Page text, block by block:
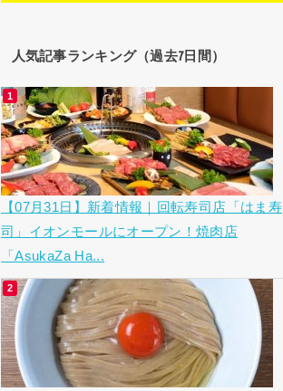
人気記事ランキング（過去7日間）
【07月31日】新着情報｜回転寿司店「はま寿
司」イオンモールにオープン！焼肉店
「AsukaZa Ha...